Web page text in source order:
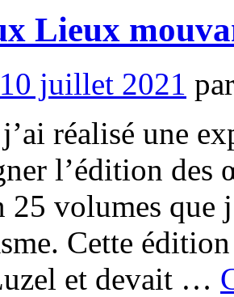
Lieux
10 juillet 2021 par
réalisé une
l’édition
25 volumes que
Cette
et devait …